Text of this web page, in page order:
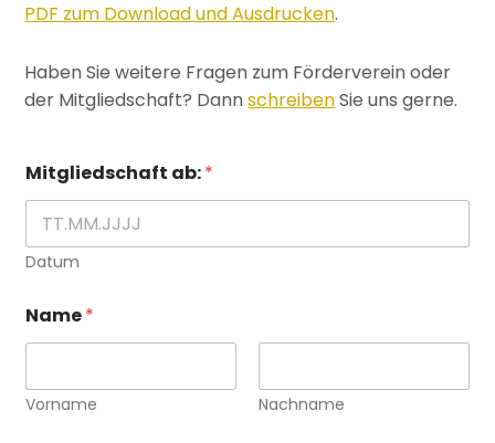
PDF zum Download und Ausdrucken.
Haben Sie weitere Fragen zum Förderverein oder
der Mitgliedschaft? DannschreibenSie uns gerne.
Mitgliedschaft ab:*
Datum
Name*
Vorname Nachname